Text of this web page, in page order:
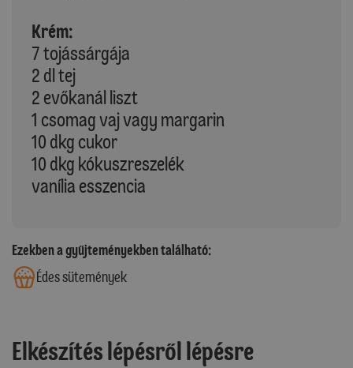
Krém:
7 tojássárgája
2 dl tej
2 evőkanál liszt
1 csomag vaj vagy margarin
10 dkg cukor
10 dkg kókuszreszelék
vanília esszencia
Ezekben a gyűjteményekben található:
Édes sütemények
Elkészítés lépésről lépésre